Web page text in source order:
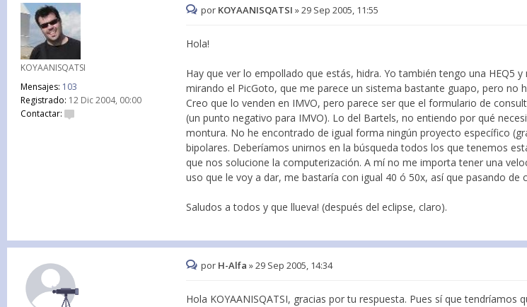
KOYAANISQATSI
Mensajes: 103
Registrado: 12 Dic 2004, 00:00
Contactar:
por KOYAANISQATSI »29 Sep 2005, 11:55
Hola!
Hay que ver lo empollado que estás, hidra. Yo también tengo una HEQ5
mirando el PicGoto, que me parece un sistema bastante guapo, pero no
Creo que lo venden en IMVO, pero parece ser que el formulario de
(un punto negativo para IMVO). Lo del Bartels, no entiendo por qué
montura. No he encontrado de igual forma ningún proyecto específico
bipolares. Deberíamos unirnos en la búsqueda todos los que tenemos
que nos solucione la computerización. A mí no me importa tener una
uso que le voy a dar, me bastaría con igual 40 ó 50x, así que pasando de
Saludos a todos y que llueva! (después del eclipse, claro).
por H-Alfa »29 Sep 2005, 14:34
Hola KOYAANISQATSI, gracias por tu respuesta. Pues sí que tendríamos